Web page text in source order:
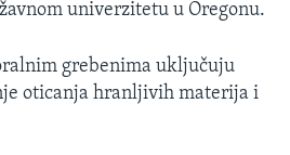
univerzitetu u Oregonu.
grebenima uključuju
oticanja hranljivih materija i